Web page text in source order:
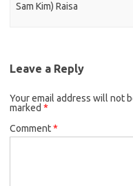
Sam Kim) Raisa
Leave a Reply
Your email address will not
marked *
Comment*